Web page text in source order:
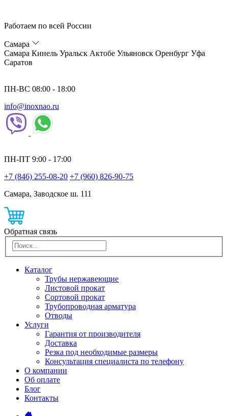
Работаем по всей России
Самара
Самара Кинель Уральск Актобе Ульяновск Оренбург Уфа
Саратов
ПН-ВС 08:00 - 18:00
info@inoxnao.ru
ПН-ПТ 9:00 - 17:00
+7 (846) 255-08-20 +7 (960) 826-90-75
Самара, Заводское ш. 111
Обратная связь
Каталог
Трубы нержавеющие
Листовой прокат
Сортовой прокат
Трубопроводная арматура
Отводы
Услуги
Гарантия от производителя
Доставка
Резка под необходимые размеры
Консультация специалиста по телефону
О компании
Об оплате
Блог
Контакты